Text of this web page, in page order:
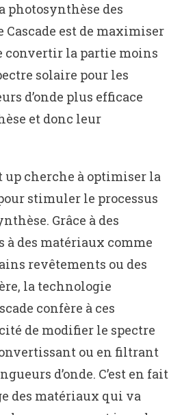
photosynthèse des
Cascade est de maximiser
convertir la partie moins
solaire pour les
d’onde plus efficace
et donc leur
up cherche à optimiser la
stimuler le processus
Grâce à des
des matériaux comme
revêtements ou des
la technologie
confère à ces
de modifier le spectre
ou en filtrant
d’onde. C’est en fait
des matériaux qui va